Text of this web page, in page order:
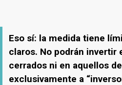
Eso sí: la medida tiene
claros. No podrán invertir
cerrados ni en aquellos
exclusivamente a